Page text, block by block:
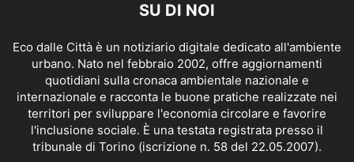
SU DI NOI
Eco dalle Città è un notiziario digitale dedicato all'ambiente
urbano. Nato nel febbraio 2002, offre aggiornamenti
quotidiani sulla cronaca ambientale nazionale e
internazionale e racconta le buone pratiche realizzate nei
territori per sviluppare l'economia circolare e favorire
l'inclusione sociale. È una testata registrata presso il
tribunale di Torino (iscrizione n. 58 del 22.05.2007).